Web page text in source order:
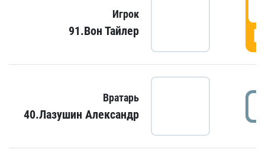
Игрок
91.Вон Тайлер
Вратарь
40.Лазушин Александр